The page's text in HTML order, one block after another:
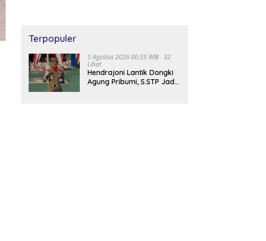
Terpopuler
5 Agustus 2026 00:35 WIB
32
Lihat
Hendrajoni Lantik Dongki
Agung Pribumi, S.STP Jadi